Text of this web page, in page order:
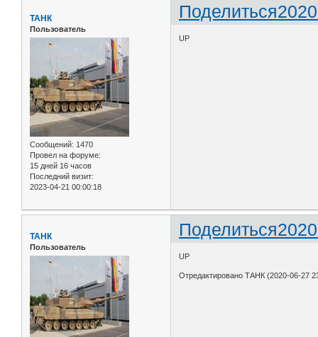
Поделиться
ТАНК
Пользователь
Сообщений: 1470
Провел на форуме:
15 дней 16 часов
Последний визит:
2023-04-21 00:00:18
UP
Поделиться
ТАНК
Пользователь
UP
Отредактировано ТАНК (2020-06-27